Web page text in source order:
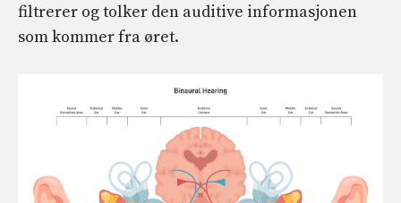
filtrerer og tolker den auditive informasjonen
som kommer fra øret.